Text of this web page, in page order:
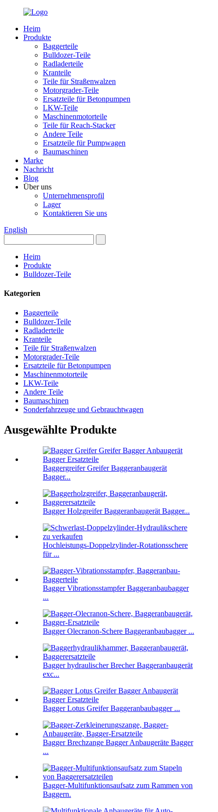
Heim
Produkte
Baggerteile
Bulldozer-Teile
Radladerteile
Kranteile
Teile für Straßenwalzen
Motorgrader-Teile
Ersatzteile für Betonpumpen
LKW-Teile
Maschinenmotorteile
Teile für Reach-Stacker
Andere Teile
Ersatzteile für Pumpwagen
Baumaschinen
Marke
Nachricht
Blog
Über uns
Unternehmensprofil
Lager
Kontaktieren Sie uns
English
Heim
Produkte
Bulldozer-Teile
Kategorien
Baggerteile
Bulldozer-Teile
Radladerteile
Kranteile
Teile für Straßenwalzen
Motorgrader-Teile
Ersatzteile für Betonpumpen
Maschinenmotorteile
LKW-Teile
Andere Teile
Baumaschinen
Sonderfahrzeuge und Gebrauchtwagen
Ausgewählte Produkte
Baggergreifer Greifer Baggeranbaugerät
Bagger...
Bagger Holzgreifer Baggeranbaugerät Bagger...
Hochleistungs-Doppelzylinder-Rotationsschere
für ...
Bagger Vibrationsstampfer Baggeranbaubagger
...
Bagger Olecranon-Schere Baggeranbaubagger ...
Bagger hydraulischer Brecher Baggeranbaugerät
exc...
Bagger Lotus Greifer Baggeranbaubagger ...
Bagger Brechzange Bagger Anbaugeräte Bagger
...
Bagger-Multifunktionsaufsatz zum Rammen von
Baggern.